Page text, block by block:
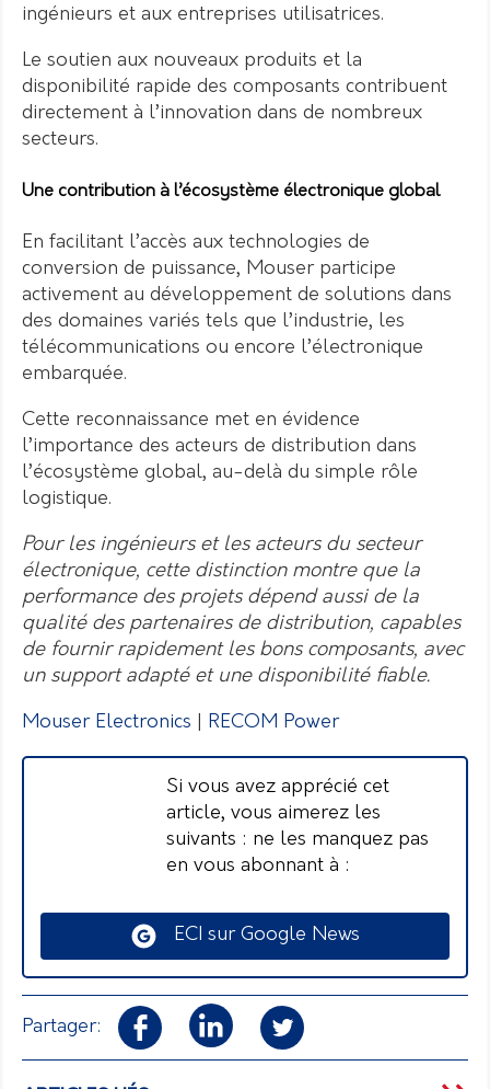
ingénieurs et aux entreprises utilisatrices.
Le soutien aux nouveaux produits et la
disponibilité rapide des composants contribuent
directement à l’innovation dans de nombreux
secteurs.
Une contribution à l’écosystème électronique global
En facilitant l’accès aux technologies de
conversion de puissance, Mouser participe
activement au développement de solutions dans
des domaines variés tels que l’industrie, les
télécommunications ou encore l’électronique
embarquée.
Cette reconnaissance met en évidence
l’importance des acteurs de distribution dans
l’écosystème global, au-delà du simple rôle
logistique.
Pour les ingénieurs et les acteurs du secteur
électronique, cette distinction montre que la
performance des projets dépend aussi de la
qualité des partenaires de distribution, capables
de fournir rapidement les bons composants, avec
un support adapté et une disponibilité fiable.
Mouser Electronics RECOM Power
Si vous avez apprécié cet
article, vous aimerez les
suivants : ne les manquez pas
en vous abonnant à :
ECI sur Google News
Partager: